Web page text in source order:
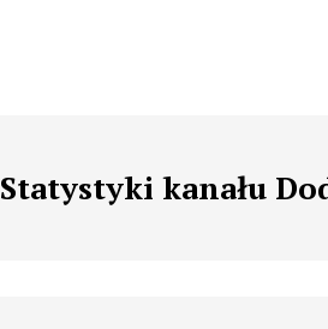
Statystyki kanału